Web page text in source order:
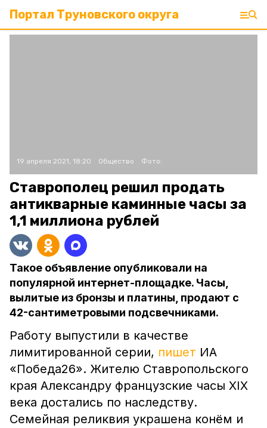
Портал Труновского округа
19 апреля 2021, 18:20 Общество Фото:
Ставрополец решил продать
антикварные каминные часы за
1,1 миллиона рублей
Такое объявление опубликовали на
популярной интернет-площадке. Часы,
вылитые из бронзы и платины, продают с
42-сантиметровыми подсвечниками.
Работу выпустили в качестве
лимитированной серии, пишет ИА
«Победа26». Жителю Ставропольского
края Александру французские часы XIX
века достались по наследству.
Семейная реликвия украшена конём и